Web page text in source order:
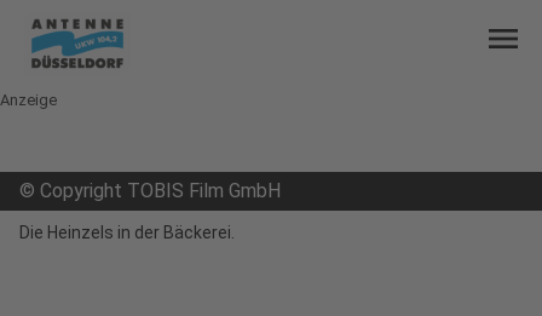
menu
Anzeige
© Copyright TOBIS Film GmbH
Die Heinzels in der Bäckerei.